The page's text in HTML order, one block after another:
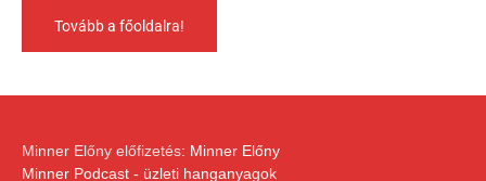
Tovább a főoldalra!
Minner Előny előfizetés: Minner Előny
Minner Podcast - üzleti hanganyagok